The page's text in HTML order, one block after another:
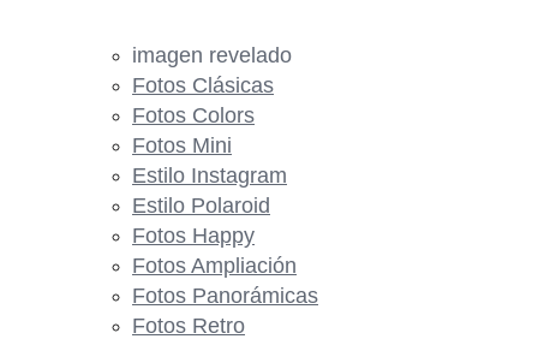
imagen revelado
Fotos Clásicas
Fotos Colors
Fotos Mini
Estilo Instagram
Estilo Polaroid
Fotos Happy
Fotos Ampliación
Fotos Panorámicas
Fotos Retro